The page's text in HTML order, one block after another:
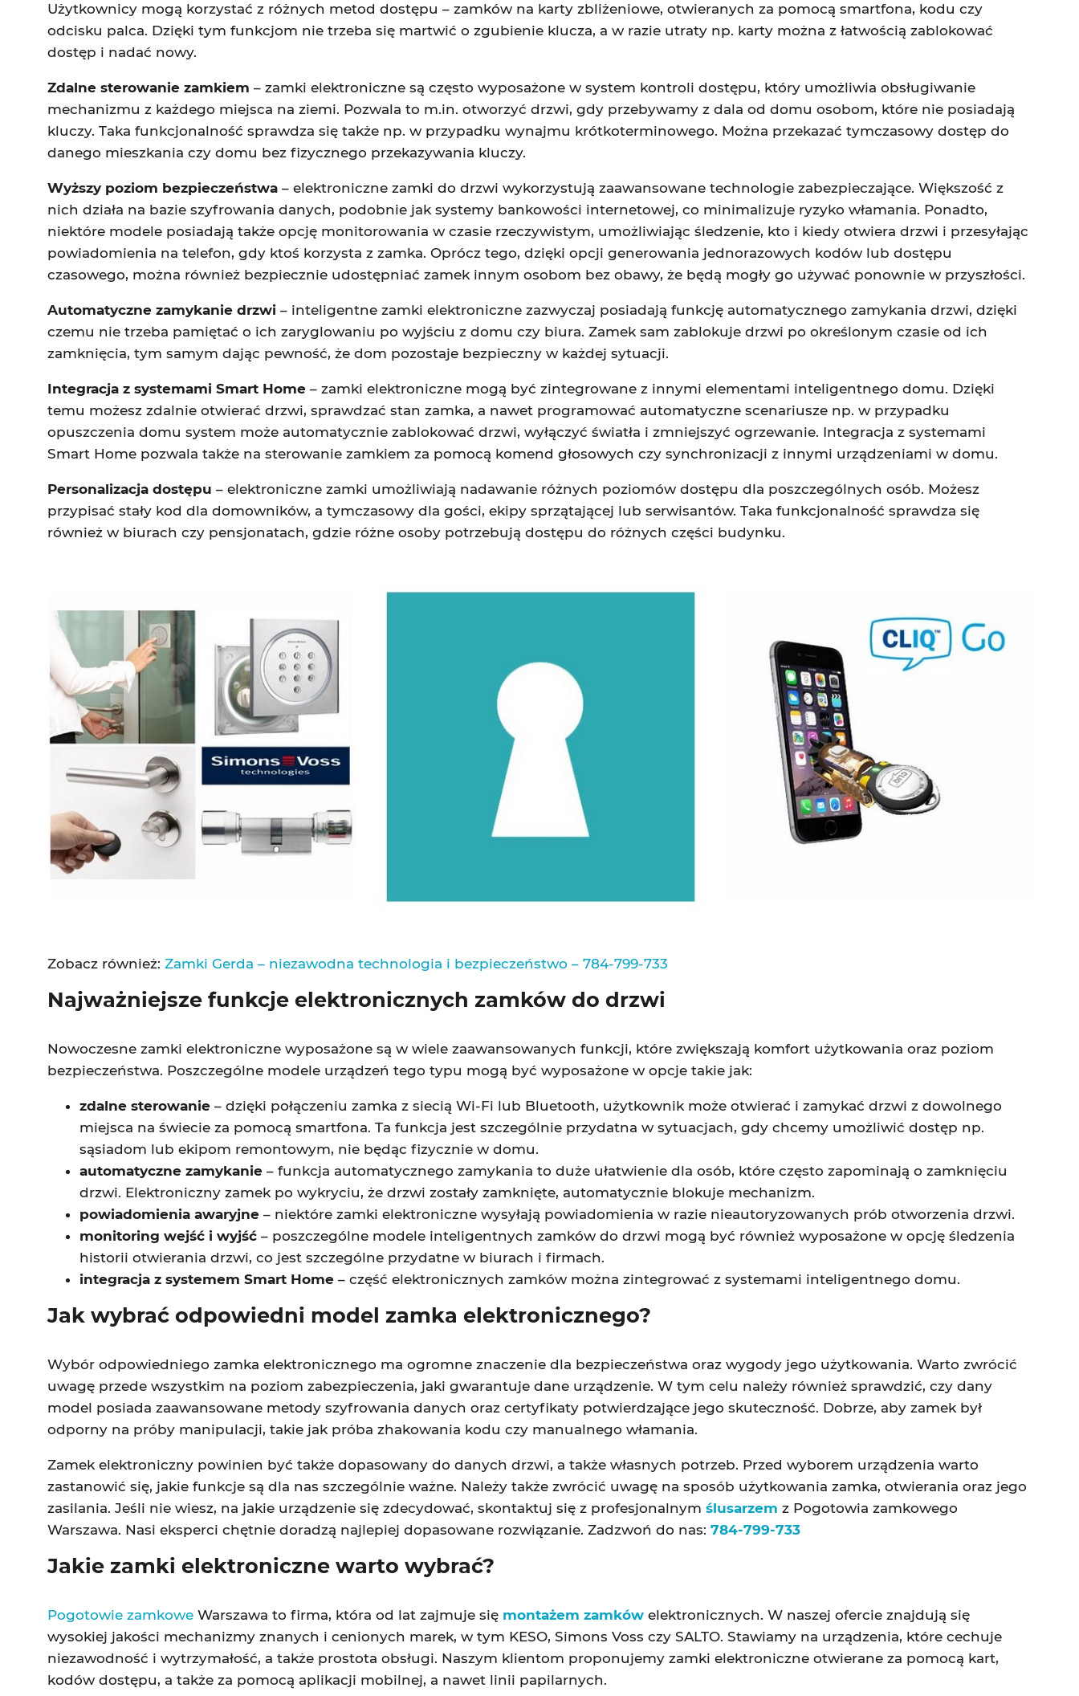
Użytkownicy mogą korzystać z różnych metod dostępu – zamków na karty zbliżeniowe, otwieranych za pomocą smartfona, kodu czy
odcisku palca. Dzięki tym funkcjom nie trzeba się martwić o zgubienie klucza, a w razie utraty np. karty można z łatwością zablokować
dostęp i nadać nowy.
Zdalne sterowanie zamkiem– zamki elektroniczne są często wyposażone w system kontroli dostępu, który umożliwia obsługiwanie
mechanizmu z każdego miejsca na ziemi. Pozwala to m.in. otworzyć drzwi, gdy przebywamy z dala od domu osobom, które nie posiadają
kluczy. Taka funkcjonalność sprawdza się także np. w przypadku wynajmu krótkoterminowego. Można przekazać tymczasowy dostęp do
danego mieszkania czy domu bez fizycznego przekazywania kluczy.
Wyższy poziom bezpieczeństwa – elektroniczne zamki do drzwi wykorzystują zaawansowane technologie zabezpieczające. Większość z
nich działa na bazie szyfrowania danych, podobnie jak systemy bankowości internetowej, co minimalizuje ryzyko włamania. Ponadto,
niektóre modele posiadają także opcję monitorowania w czasie rzeczywistym, umożliwiając śledzenie, kto i kiedy otwiera drzwi i przesyłając
powiadomienia na telefon, gdy ktoś korzysta z zamka. Oprócz tego, dzięki opcji generowania jednorazowych kodów lub dostępu
czasowego, można również bezpiecznie udostępniać zamek innym osobom bez obawy, że będą mogły go używać ponownie w przyszłości.
Automatyczne zamykanie drzwi– inteligentne zamki elektroniczne zazwyczaj posiadają funkcję automatycznego zamykania drzwi, dzięki
czemu nie trzeba pamiętać o ich zaryglowaniu po wyjściu z domu czy biura. Zamek sam zablokuje drzwi po określonym czasie od ich
zamknięcia, tym samym dając pewność, że dom pozostaje bezpieczny w każdej sytuacji.
Integracja z systemami Smart Home– zamki elektroniczne mogą być zintegrowane z innymi elementami inteligentnego domu. Dzięki
temu możesz zdalnie otwierać drzwi, sprawdzać stan zamka, a nawet programować automatyczne scenariusze np. w przypadku
opuszczenia domu system może automatycznie zablokować drzwi, wyłączyć światła i zmniejszyć ogrzewanie. Integracja z systemami
Smart Home pozwala także na sterowanie zamkiem za pomocą komend głosowych czy synchronizacji z innymi urządzeniami w domu.
Personalizacja dostępu– elektroniczne zamki umożliwiają nadawanie różnych poziomów dostępu dla poszczególnych osób. Możesz
przypisać stały kod dla domowników, a tymczasowy dla gości, ekipy sprzątającej lub serwisantów. Taka funkcjonalność sprawdza się
również w biurach czy pensjonatach, gdzie różne osoby potrzebują dostępu do różnych części budynku.
Zobacz również:Zamki Gerda – niezawodna technologia i bezpieczeństwo – 784-799-733
Najważniejsze funkcje elektronicznych zamków do drzwi
Nowoczesne zamki elektroniczne wyposażone są w wiele zaawansowanych funkcji, które zwiększają komfort użytkowania oraz poziom
bezpieczeństwa. Poszczególne modele urządzeń tego typu mogą być wyposażone w opcje takie jak:
zdalne sterowanie– dzięki połączeniu zamka z siecią Wi-Fi lub Bluetooth, użytkownik może otwierać i zamykać drzwi z dowolnego
miejsca na świecie za pomocą smartfona. Ta funkcja jest szczególnie przydatna w sytuacjach, gdy chcemy umożliwić dostęp np.
sąsiadom lub ekipom remontowym, nie będąc fizycznie w domu.
automatyczne zamykanie – funkcja automatycznego zamykania to duże ułatwienie dla osób, które często zapominają o zamknięciu
drzwi. Elektroniczny zamek po wykryciu, że drzwi zostały zamknięte, automatycznie blokuje mechanizm.
powiadomienia awaryjne– niektóre zamki elektroniczne wysyłają powiadomienia w razie nieautoryzowanych prób otworzenia drzwi.
monitoring wejść i wyjść – poszczególne modele inteligentnych zamków do drzwi mogą być również wyposażone w opcję śledzenia
historii otwierania drzwi, co jest szczególne przydatne w biurach i firmach.
integracja z systemem Smart Home – część elektronicznych zamków można zintegrować z systemami inteligentnego domu.
Jak wybrać odpowiedni model zamka elektronicznego?
Wybór odpowiedniego zamka elektronicznego ma ogromne znaczenie dla bezpieczeństwa oraz wygody jego użytkowania. Warto zwrócić
uwagę przede wszystkim na poziom zabezpieczenia, jaki gwarantuje dane urządzenie. W tym celu należy również sprawdzić, czy dany
model posiada zaawansowane metody szyfrowania danych oraz certyfikaty potwierdzające jego skuteczność. Dobrze, aby zamek był
odporny na próby manipulacji, takie jak próba zhakowania kodu czy manualnego włamania.
Zamek elektroniczny powinien być także dopasowany do danych drzwi, a także własnych potrzeb. Przed wyborem urządzenia warto
zastanowić się, jakie funkcje są dla nas szczególnie ważne. Należy także zwrócić uwagę na sposób użytkowania zamka, otwierania oraz jego
zasilania. Jeśli nie wiesz, na jakie urządzenie się zdecydować, skontaktuj się z profesjonalnymślusarzem z Pogotowia zamkowego
Warszawa. Nasi eksperci chętnie doradzą najlepiej dopasowane rozwiązanie. Zadzwoń do nas:784-799-733
Jakie zamki elektroniczne warto wybrać?
Pogotowie zamkowe Warszawa to firma, która od lat zajmuje się montażem zamków elektronicznych. W naszej ofercie znajdują się
wysokiej jakości mechanizmy znanych i cenionych marek, w tym KESO, Simons Voss czy SALTO. Stawiamy na urządzenia, które cechuje
niezawodność i wytrzymałość, a także prostota obsługi. Naszym klientom proponujemy zamki elektroniczne otwierane za pomocą kart,
kodów dostępu, a także za pomocą aplikacji mobilnej, a nawet linii papilarnych.